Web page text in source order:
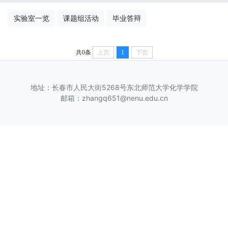
实验室一览 课题组活动 毕业答辩
共0条 上页 1 下页
地址：长春市人民大街5268号东北师范大学化学学院
邮箱：zhangq651@nenu.edu.cn